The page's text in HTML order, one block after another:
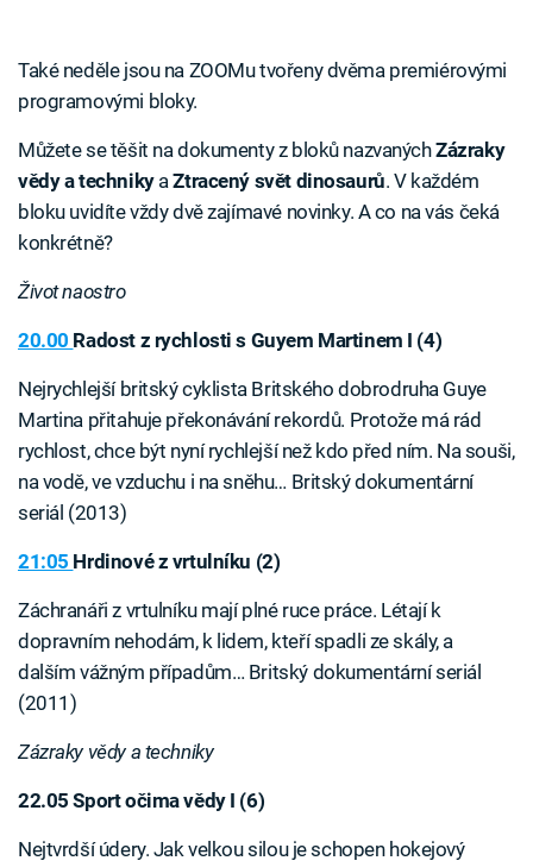
Také neděle jsou na ZOOMu tvořeny dvěma premiérovými
programovými bloky.
Můžete se těšit na dokumenty z bloků nazvanýchZázraky
vědy a technikyaZtracený svět dinosaurů. V každém
bloku uvidíte vždy dvě zajímavé novinky. A co na vás čeká
konkrétně?
Život naostro
20.00 Radost z rychlosti s Guyem Martinem I (4)
Nejrychlejší britský cyklista Britského dobrodruha Guye
Martina přitahuje překonávání rekordů. Protože má rád
rychlost, chce být nyní rychlejší než kdo před ním. Na souši,
na vodě, ve vzduchu i na sněhu… Britský dokumentární
seriál (2013)
21:05 Hrdinové z vrtulníku (2)
Záchranáři z vrtulníku mají plné ruce práce. Létají k
dopravním nehodám, k lidem, kteří spadli ze skály, a
dalším vážným případům… Britský dokumentární seriál
(2011)
Zázraky vědy a techniky
22.05 Sport očima vědy I (6)
Nejtvrdší údery. Jak velkou silou je schopen hokejový